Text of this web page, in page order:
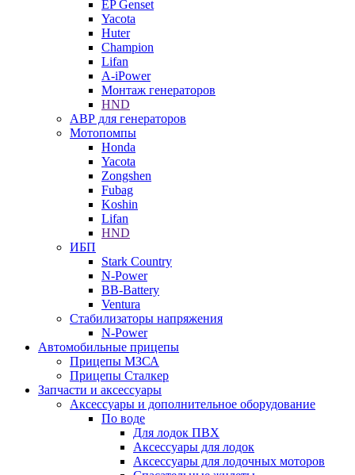
EP Genset
Yacota
Huter
Champion
Lifan
A-iPower
Монтаж генераторов
HND
АВР для генераторов
Мотопомпы
Honda
Yacota
Zongshen
Fubag
Koshin
Lifan
HND
ИБП
Stark Country
N-Power
BB-Battery
Ventura
Стабилизаторы напряжения
N-Power
Автомобильные прицепы
Прицепы МЗСА
Прицепы Сталкер
Запчасти и аксессуары
Аксессуары и дополнительное оборудование
По воде
Для лодок ПВХ
Аксессуары для лодок
Аксессуары для лодочных моторов